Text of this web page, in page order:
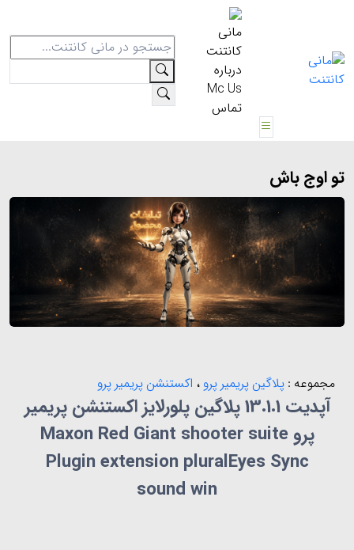
مانی
کانتنت
درباره
Mc Us
تماس
تو اوج باش
مجموعه : پلاگین پریمیر پرو ، اکستنشن پریمیر پرو
آپدیت 13.1.1 پلاگین پلورلایز اکستنشن پریمیر
پرو Maxon Red Giant shooter suite
Plugin extension pluralEyes Sync
sound win